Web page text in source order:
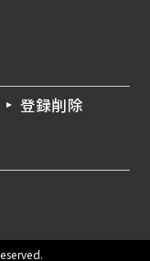
登録削除